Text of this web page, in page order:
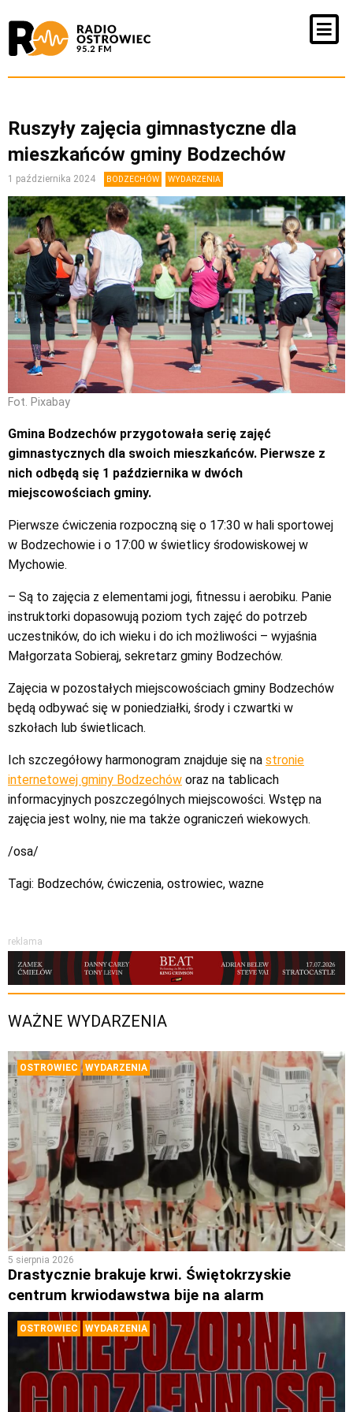
Ruszyły zajęcia gimnastyczne dla
mieszkańców gminy Bodzechów
1 października 2024 BODZECHÓW WYDARZENIA
Fot. Pixabay
Gmina Bodzechów przygotowała serię zajęć
gimnastycznych dla swoich mieszkańców. Pierwsze z
nich odbędą się 1 października w dwóch
miejscowościach gminy.
Pierwsze ćwiczenia rozpoczną się o 17:30 w hali sportowej
w Bodzechowie i o 17:00 w świetlicy środowiskowej w
Mychowie.
– Są to zajęcia z elementami jogi, fitnessu i aerobiku. Panie
instruktorki dopasowują poziom tych zajęć do potrzeb
uczestników, do ich wieku i do ich możliwości – wyjaśnia
Małgorzata Sobieraj, sekretarz gminy Bodzechów.
Zajęcia w pozostałych miejscowościach gminy Bodzechów
będą odbywać się w poniedziałki, środy i czwartki w
szkołach lub świetlicach.
Ich szczegółowy harmonogram znajduje się na stronie
internetowej gminy Bodzechów oraz na tablicach
informacyjnych poszczególnych miejscowości. Wstęp na
zajęcia jest wolny, nie ma także ograniczeń wiekowych.
/osa/
Tagi: Bodzechów, ćwiczenia, ostrowiec, wazne
reklama
WAŻNE WYDARZENIA
OSTROWIEC WYDARZENIA
5 sierpnia 2026
Drastycznie brakuje krwi. Świętokrzyskie
centrum krwiodawstwa bije na alarm
OSTROWIEC WYDARZENIA